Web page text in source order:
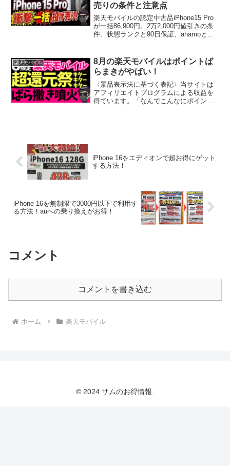
売りの条件と注意点
楽天モバイルの認定中古品iPhone15 Pro
が一括86,900円。2万2,000円値引きの条
件、状態ランクと90日保証、ahamoとの
楽天モバイル
8月の楽天モバイルはポイントば
らまきがやばい！
〈景品表示法に基づく表記〉当サイトは
アフィリエイトプログラムによる収益を
得ています。「なんでこんなにポイント
iPhone 16をエディオンで超お得にゲット
する方法！
iPhone 16を無制限で3000円以下で利用す
る方法！auへの乗り換えがお得！
コメント
コメントを書き込む
ホーム 楽天モバイル
© 2024 サムのお得情報.